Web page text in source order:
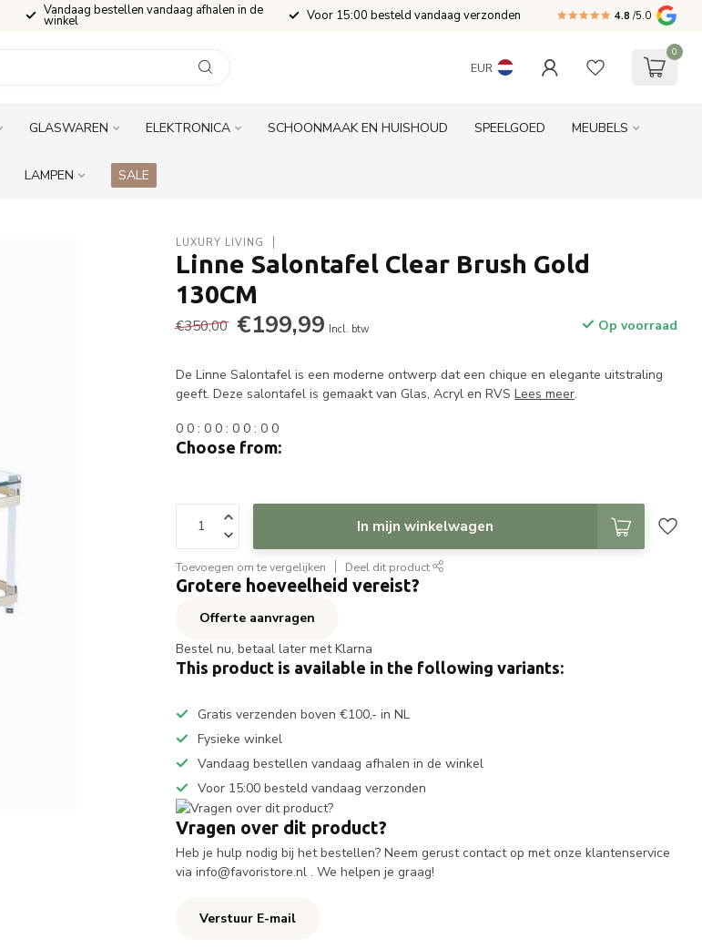
Vandaag bestellen vandaag afhalen in de
winkel Voor 15:00 besteld vandaag verzonden 4.8 /5.0
EUR
0
GLASWAREN ELEKTRONICA SCHOONMAAK EN HUISHOUD SPEELGOED MEUBELS
LAMPEN SALE
LUXURY LIVING
Linne Salontafel Clear Brush Gold
130CM
€350,00 €199,99 Incl. btw Op voorraad
De Linne Salontafel is een moderne ontwerp dat een chique en elegante uitstraling
geeft. Deze salontafel is gemaakt van Glas, Acryl en RVSLees meer.
0 0 :0 0 :0 0 :0 0
Choose from:
In mijn winkelwagen
Toevoegen om te vergelijken Deel dit product
Grotere hoeveelheid vereist?
Offerte aanvragen
Bestel nu, betaal later met Klarna
This product is available in the following variants:
Gratis verzenden boven €100,- in NL
Fysieke winkel
Vandaag bestellen vandaag afhalen in de winkel
Voor 15:00 besteld vandaag verzonden
Vragen over dit product?
Heb je hulp nodig bij het bestellen? Neem gerust contact op met onze klantenservice
viainfo@favoristore.nl . We helpen je graag!
Verstuur E-mail